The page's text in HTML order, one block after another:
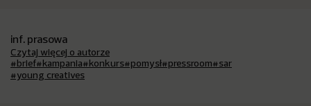
inf. prasowa
Czytaj więcej o autorze
#brief#kampania#konkurs#pomysł#pressroom#sar
#young creatives